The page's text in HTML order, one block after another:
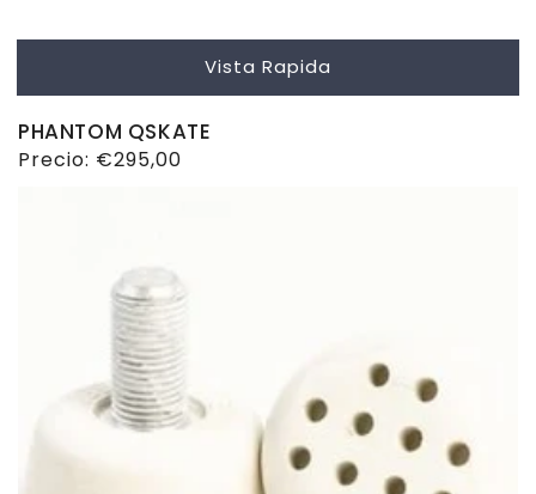
Vista Rapida
PHANTOM QSKATE
Precio
Precio: €295,00